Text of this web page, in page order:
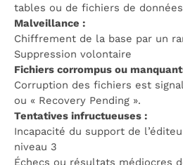
tables ou de fichiers de données
Malveillance :
Chiffrement de la base par un
Suppression volontaire
Fichiers corrompus ou
Corruption des fichiers est
ou « Recovery Pending ».
Tentatives infructueuses :
Incapacité du support de
niveau 3
Échecs ou résultats médiocres